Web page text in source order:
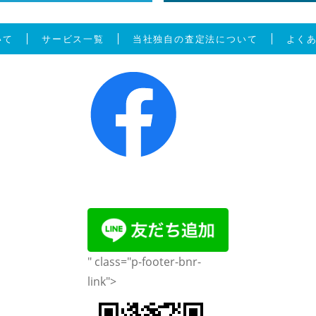
サービス一覧 当社独自の査定法について よく
" class="p-footer-bnr-
link">